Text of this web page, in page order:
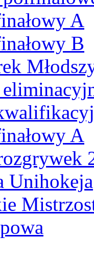
A
B
A
Unihokeja